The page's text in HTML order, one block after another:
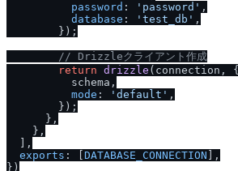
password : 'password' ,
database : 'test_db' ,
        });
// Drizzleクライアント作成
return drizzle (connection, {
          schema,
mode : 'default' ,
        });
      },
    },
  ],
exports : [ DATABASE_CONNECTION ],